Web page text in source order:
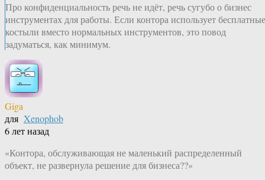
Про конфиденциальность речь не идёт, речь сугубо о бизнес
инструментах для работы. Если контора использует бесплатные
костыли вместо нормальных инструментов, это повод
задуматься, как минимум.
Giga
для Xenophob
6 лет назад
«Контора, обслуживающая не маленький распределенный
объект, не развернула решение для бизнеса??»